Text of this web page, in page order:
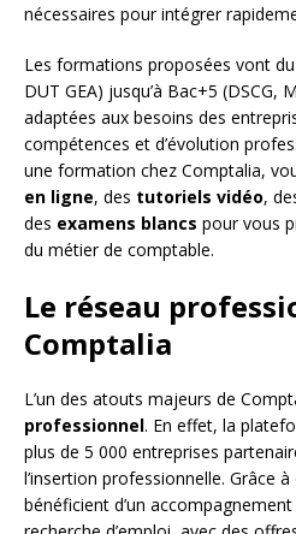
nécessaires pour intégrer
Les formations proposées vont du
DUT GEA) jusqu’à Bac+5 (DSCG,
adaptées aux besoins des
compétences et d’évolution
une formation chez Comptalia,
en ligne, des tutoriels vidéo,
des examens blancs pour vous
du métier de comptable.
Le réseau
Comptalia
L’un des atouts majeurs de
professionnel. En effet, la
plus de 5 000 entreprises
l’insertion professionnelle. Grâce
bénéficient d’un